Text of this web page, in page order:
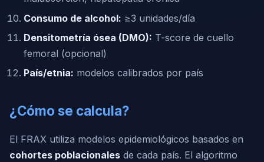
Consumo de alcohol: ≥3 unidades/día
Densitometría ósea (DMO): T-score de cuello
femoral (opcional)
País/etnia: modelos calibrados por país
¿Cómo se calcula?
El FRAX utiliza modelos epidemiológicos basados en
cohortes poblacionales de cada país. El algoritmo